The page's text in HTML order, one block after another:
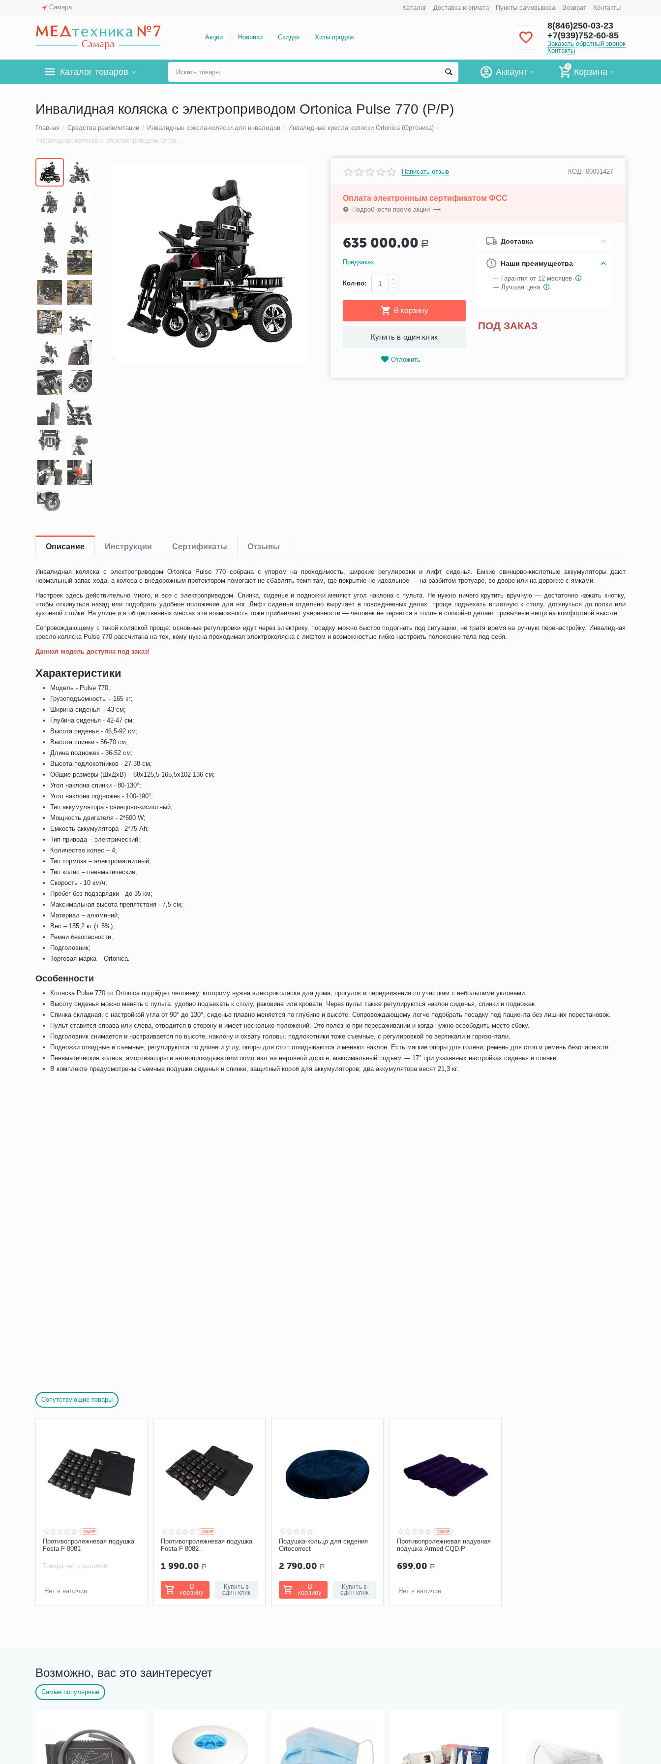
Самара Каталог Доставка и оплата Пункты самовывоза Возврат Контакты
Акции Новинки Скидки Хиты продаж
8(846)250-03-23
+7(939)752-60-85
Заказать обратный звонок
Контакты
Каталог товаров
0
Корзина
Аккаунт
Инвалидная коляска с электроприводом Ortonica Pulse 770 (P/P)
Главная / Средства реабилитации / Инвалидные кресла-коляски для инвалидов / Инвалидные кресла коляски Ortonica (Ортоника) /
Инвалидная коляска с электроприводом Ortonica Pulse 770 (P/P)
Написать отзыв КОД: 00031427
Оплата электронным сертификатом ФСС
Подробности промо-акции
635 000.00 Р
Предзаказ
Кол-во:
+
−
В корзину
Купить в один клик
Отложить
Доставка
Наши преимущества
— Гарантия от 12 месяцев
— Лучшая цена
ПОД ЗАКАЗ
Описание Инструкции Сертификаты Отзывы
Инвалидная коляска с электроприводом Ortonica Pulse 770 собрана с упором на проходимость, широкие регулировки и лифт сиденья. Емкие свинцово-кислотные аккумуляторы дают
нормальный запас хода, а колеса с внедорожным протектором помогают не сбавлять темп там, где покрытие не идеальное — на разбитом тротуаре, во дворе или на дорожке с ямками.
Настроек здесь действительно много, и все с электроприводом. Спинка, сиденье и подножки меняют угол наклона с пульта. Не нужно ничего крутить вручную — достаточно нажать кнопку,
чтобы откинуться назад или подобрать удобное положение для ног. Лифт сиденья отдельно выручает в повседневных делах: проще подъехать вплотную к столу, дотянуться до полки или
кухонной стойки. На улице и в общественных местах эта возможность тоже прибавляет уверенности — человек не теряется в толпе и спокойно делает привычные вещи на комфортной высоте.
Сопровождающему с такой коляской проще: основные регулировки идут через электрику, посадку можно быстро подогнать под ситуацию, не тратя время на ручную перенастройку. Инвалидная
кресло-коляска Pulse 770 рассчитана на тех, кому нужна проходимая электроколяска с лифтом и возможностью гибко настроить положение тела под себя.
Данная модель доступна под заказ!
Характеристики
Модель - Pulse 770;
Грузоподъемность – 165 кг;
Ширина сиденья – 43 см;
Глубина сиденья - 42-47 см;
Высота сиденья - 46,5-92 см;
Высота спинки - 56-70 см;
Длина подножек - 36-52 см;
Высота подлокотников - 27-38 см;
Общие размеры (ШхДхВ) – 68х125,5-165,5х102-136 см;
Угол наклона спинки - 80-130°;
Угол наклона подножек - 100-190°;
Тип аккумулятора - свинцово-кислотный;
Мощность двигателя - 2*600 W;
Емкость аккумулятора - 2*75 Ah;
Тип привода – электрический;
Количество колес – 4;
Тип тормоза – электромагнитный;
Тип колес – пневматические;
Скорость - 10 км/ч;
Пробег без подзарядки - до 35 км;
Максимальная высота препятствия - 7,5 см;
Материал – алюминий;
Вес – 155,2 кг (± 5%);
Ремни безопасности;
Подголовник;
Торговая марка – Ortonica.
Особенности
Коляска Pulse 770 от Ortonica подойдет человеку, которому нужна электроколяска для дома, прогулок и передвижения по участкам с небольшими уклонами.
Высоту сиденья можно менять с пульта: удобно подъехать к столу, раковине или кровати. Через пульт также регулируются наклон сиденья, спинки и подножек.
Спинка складная, с настройкой угла от 90° до 130°, сиденье плавно меняется по глубине и высоте. Сопровождающему легче подобрать посадку под пациента без лишних перестановок.
Пульт ставится справа или слева, отводится в сторону и имеет несколько положений. Это полезно при пересаживании и когда нужно освободить место сбоку.
Подголовник снимается и настраивается по высоте, наклону и охвату головы; подлокотники тоже съемные, с регулировкой по вертикали и горизонтали.
Подножки откидные и съемные, регулируются по длине и углу, опоры для стоп откидываются и меняют наклон. Есть мягкие опоры для голени, ремень для стоп и ремень безопасности.
Пневматические колеса, амортизаторы и антиопрокидыватели помогают на неровной дороге; максимальный подъем — 17° при указанных настройках сиденья и спинки.
В комплекте предусмотрены съемные подушки сиденья и спинки, защитный короб для аккумуляторов; два аккумулятора весят 21,3 кг.
Сопутствующие товары
AКЦИЯ
Противопролежневая подушка
Fosta F 8081
Товара нет в наличии
Нет в наличии
AКЦИЯ
Противопролежневая подушка
Fosta F 8082
1 990.00 Р
В
корзину
Купить в
один клик
Подушка-кольцо для сидения
Ortocorrect
2 790.00 Р
В
корзину
Купить в
один клик
AКЦИЯ
Противопролежневая надувная
подушка Armed CQD-P
699.00 Р
Нет в наличии
Возможно, вас это заинтересует
Самые популярные